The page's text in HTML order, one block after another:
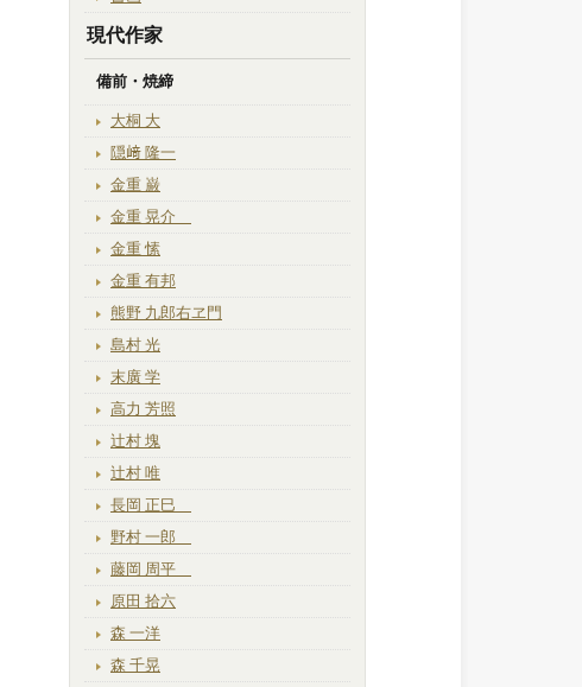
現代作家
備前・焼締
大桐 大
隠﨑 隆一
金重 巌
金重 晃介
金重 愫
金重 有邦
熊野 九郎右ヱ門
島村 光
末廣 学
高力 芳照
辻村 塊
辻村 唯
長岡 正巳
野村 一郎
藤岡 周平
原田 拾六
森 一洋
森 千晃